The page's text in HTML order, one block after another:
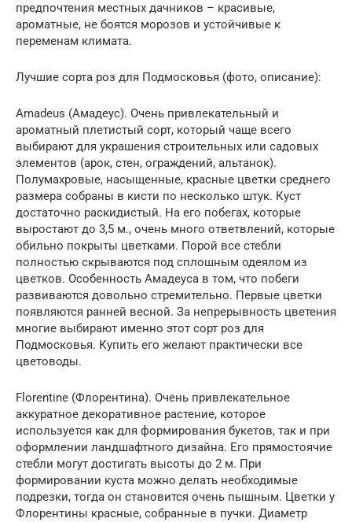
предпочтения местных дачников – красивые,
ароматные, не боятся морозов и устойчивые к
переменам климата.
Лучшие сорта роз для Подмосковья (фото, описание):
Amadeus (Амадеус). Очень привлекательный и
ароматный плетистый сорт, который чаще всего
выбирают для украшения строительных или садовых
элементов (арок, стен, ограждений, альтанок).
Полумахровые, насыщенные, красные цветки среднего
размера собраны в кисти по несколько штук. Куст
достаточно раскидистый. На его побегах, которые
выростают до 3,5 м., очень много ответвлений, которые
обильно покрыты цветками. Порой все стебли
полностью скрываются под сплошным одеялом из
цветков. Особенность Амадеуса в том, что побеги
развиваются довольно стремительно. Первые цветки
появляются ранней весной. За непрерывность цветения
многие выбирают именно этот сорт роз для
Подмосковья. Купить его желают практически все
цветоводы.
Florentine (Флорентина). Очень привлекательное
аккуратное декоративное растение, которое
используется как для формирования букетов, так и при
оформлении ландшафтного дизайна. Его прямостоячие
стебли могут достигать высоты до 2 м. При
формировании куста можно делать необходимые
подрезки, тогда он становится очень пышным. Цветки у
Флорентины красные, собранные в пучки. Диаметр